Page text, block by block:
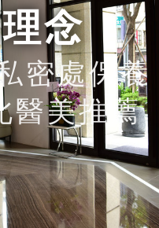
念
密處保養
醫美推薦